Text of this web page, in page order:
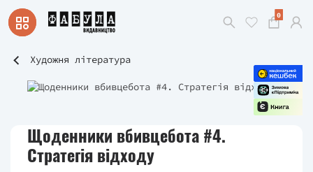
0
Художня література
Щоденники вбивцебота #4.
Стратегія відходу